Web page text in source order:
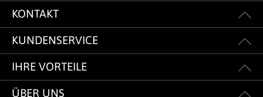
KONTAKT
KUNDENSERVICE
IHRE VORTEILE
ÜBER UNS